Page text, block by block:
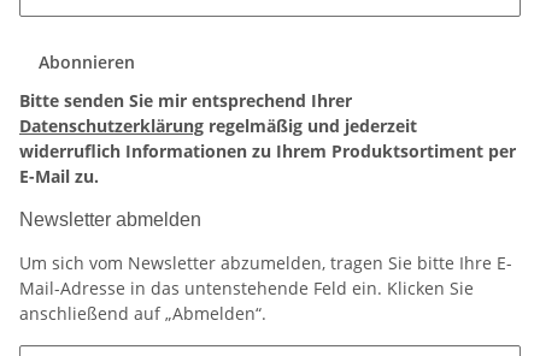
Abonnieren
Bitte senden Sie mir entsprechend Ihrer
Datenschutzerklärung regelmäßig und jederzeit
widerruflich Informationen zu Ihrem Produktsortiment per
E-Mail zu.
Newsletter abmelden
Um sich vom Newsletter abzumelden, tragen Sie bitte Ihre E-
Mail-Adresse in das untenstehende Feld ein. Klicken Sie
anschließend auf „Abmelden“.